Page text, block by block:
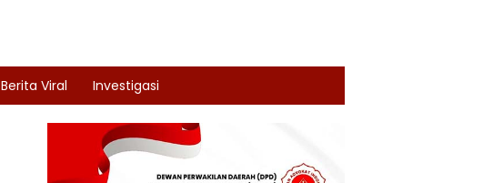
Berita Viral Investigasi